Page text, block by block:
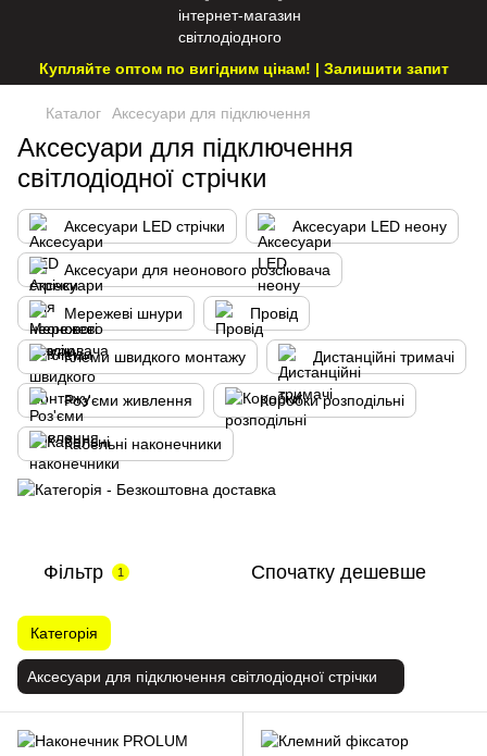
Купляйте оптом по вигідним цінам! | Залишити запит
Каталог Аксесуари для підключення
Аксесуари для підключення
світлодіодної стрічки
Аксесуари LED стрічки Аксесуари LED неону
Аксесуари для неонового розсіювача
Мережеві шнури Провід
Клеми швидкого монтажу Дистанційні тримачі
Роз'єми живлення Коробки розподільні
Кабельні наконечники
Фільтр 1 Спочатку дешевше
Категорія
Аксесуари для підключення світлодіодної стрічки